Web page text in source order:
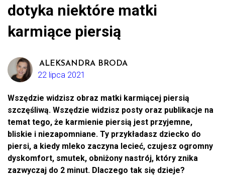
dotyka niektóre matki
karmiące piersią
ALEKSANDRA BRODA
22 lipca 2021
Wszędzie widzisz obraz matki karmiącej piersią
szczęśliwą. Wszędzie widzisz posty oraz publikacje na
temat tego, że karmienie piersią jest przyjemne,
bliskie i niezapomniane. Ty przykładasz dziecko do
piersi, a kiedy mleko zaczyna lecieć, czujesz ogromny
dyskomfort, smutek, obniżony nastrój, który znika
zazwyczaj do 2 minut. Dlaczego tak się dzieje?